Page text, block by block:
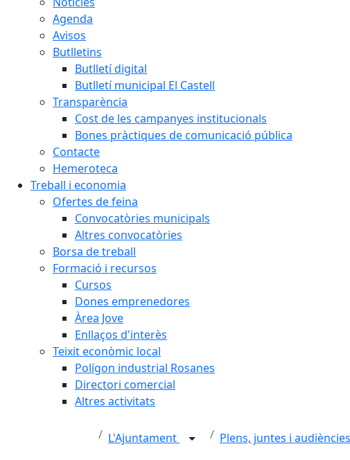
Agenda
Avisos
Butlletins
Butlletí digital
Butlletí municipal El Castell
Transparència
Cost de les campanyes institucionals
Bones pràctiques de comunicació pública
Contacte
Hemeroteca
Treball i economia
Ofertes de feina
Convocatòries municipals
Altres convocatòries
Borsa de treball
Formació i recursos
Cursos
Dones emprenedores
Àrea Jove
Enllaços d'interès
Teixit econòmic local
Polígon industrial Rosanes
Directori comercial
Altres activitats
L'Ajuntament Plens, juntes i audiències